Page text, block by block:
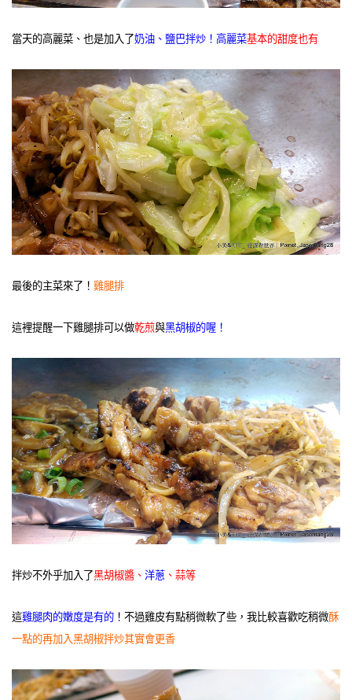
當天的高麗菜、也是加入了奶油、鹽巴拌炒！高麗菜基本的甜度也有
最後的主菜來了！ 雞腿排
這裡提醒一下雞腿排可以做乾煎與黑胡椒的喔！
拌炒不外乎加入了黑胡椒醬、 洋蔥 、蒜等
這雞腿肉的嫩度是有的 ！不過雞皮有點稍微軟了些，我比較喜歡吃稍微酥
一點的再加入黑胡椒拌炒其實會更香